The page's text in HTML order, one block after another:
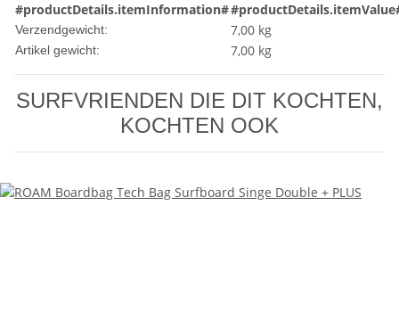
#productDetails.itemInformation#
Verzendgewicht: 7,00 kg
Artikel gewicht: 7,00 kg
SURFVRIENDEN DIE DIT KOCHTEN,
KOCHTEN OOK